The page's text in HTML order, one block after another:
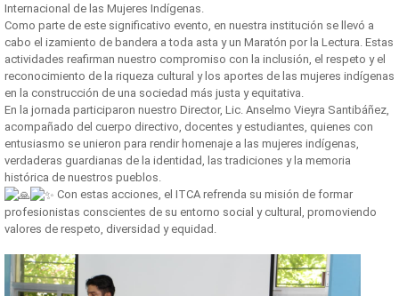
Internacional de las Mujeres Indígenas.
Como parte de este significativo evento, en nuestra institución se llevó a
cabo el izamiento de bandera a toda asta y un Maratón por la Lectura. Estas
actividades reafirman nuestro compromiso con la inclusión, el respeto y el
reconocimiento de la riqueza cultural y los aportes de las mujeres indígenas
en la construcción de una sociedad más justa y equitativa.
En la jornada participaron nuestro Director, Lic. Anselmo Vieyra Santibáñez,
acompañado del cuerpo directivo, docentes y estudiantes, quienes con
entusiasmo se unieron para rendir homenaje a las mujeres indígenas,
verdaderas guardianas de la identidad, las tradiciones y la memoria
histórica de nuestros pueblos.
Con estas acciones, el ITCA refrenda su misión de formar
profesionistas conscientes de su entorno social y cultural, promoviendo
valores de respeto, diversidad y equidad.